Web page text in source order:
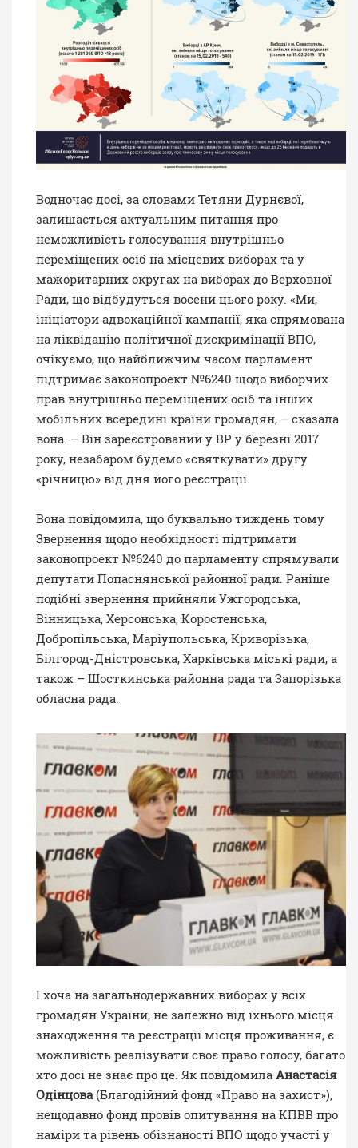
Водночас досі, за словами Тетяни Дурнєвої,
залишається актуальним питання про
неможливість голосування внутрішньо
переміщених осіб на місцевих виборах та у
мажоритарних округах на виборах до Верховної
Ради, що відбудуться восени цього року. «Ми,
ініціатори адвокаційної кампанії, яка спрямована
на ліквідацію політичної дискримінації ВПО,
очікуємо, що найближчим часом парламент
підтримає законопроект №6240 щодо виборчих
прав внутрішньо переміщених осіб та інших
мобільних всередині країни громадян, – сказала
вона. – Він зареєстрований у ВР у березні 2017
року, незабаром будемо «святкувати» другу
«річницю» від дня його реєстрації.
Вона повідомила, що буквально тиждень тому
Звернення щодо необхідності підтримати
законопроект №6240 до парламенту спрямували
депутати Попаснянської районної ради. Раніше
подібні звернення прийняли Ужгородська,
Вінницька, Херсонська, Коростенська,
Добропільська, Маріупольська, Криворізька,
Білгород-Дністровська, Харківська міські ради, а
також – Шосткинська районна рада та Запорізька
обласна рада.
І хоча на загальнодержавних виборах у всіх
громадян України, не залежно від їхнього місця
знаходження та реєстрації місця проживання, є
можливість реалізувати своє право голосу, багато
хто досі не знає про це. Як повідомила Анастасія
Одінцова(Благодійний фонд «Право на захист»),
нещодавно фонд провів опитування на КПВВ про
наміри та рівень обізнаності ВПО щодо участі у